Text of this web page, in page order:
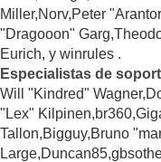
Miller,Norv,Peter
"Dragooon"
Eurich, y winrules .
Especialistas de
Will "Kindred"
"Lex"
Tallon,Bigguy,Bruno